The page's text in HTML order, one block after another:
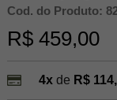
Cod. do Produto:
R$ 459,00
4xde R$